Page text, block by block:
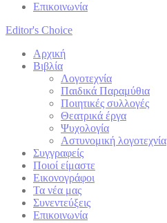
Επικοινωνία
Editor's Choice
Αρχική
Βιβλία
Λογοτεχνία
Παιδικά Παραμύθια
Ποιητικές συλλογές
Θεατρικά έργα
Ψυχολογία
Αστυνομική λογοτεχνία
Συγγραφείς
Ποιοί είμαστε
Εικονογράφοι
Τα νέα μας
Συνεντεύξεις
Επικοινωνία